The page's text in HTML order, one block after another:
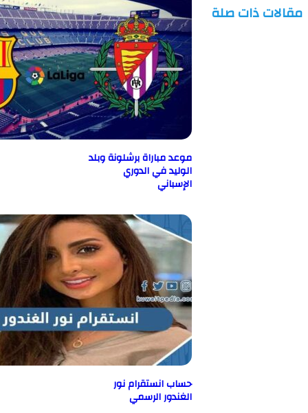
ذات صلة
موعد مباراة برشلونة وبلد
الوليد في الدوري
حساب انستقرام نور
الغندور الرسمي